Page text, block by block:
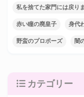
私を捨てた家門には戻り
赤い瞳の廃皇子 身代
野蛮のプロポーズ 闇
カテゴリー